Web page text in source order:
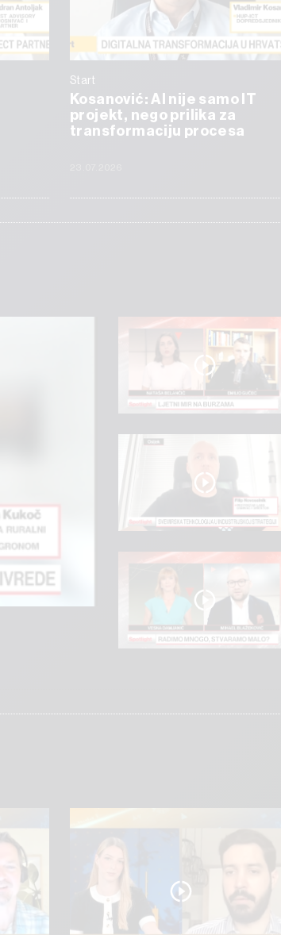
Start
Kosanović: AI nije samo IT
projekt, nego prilika za
transformaciju procesa